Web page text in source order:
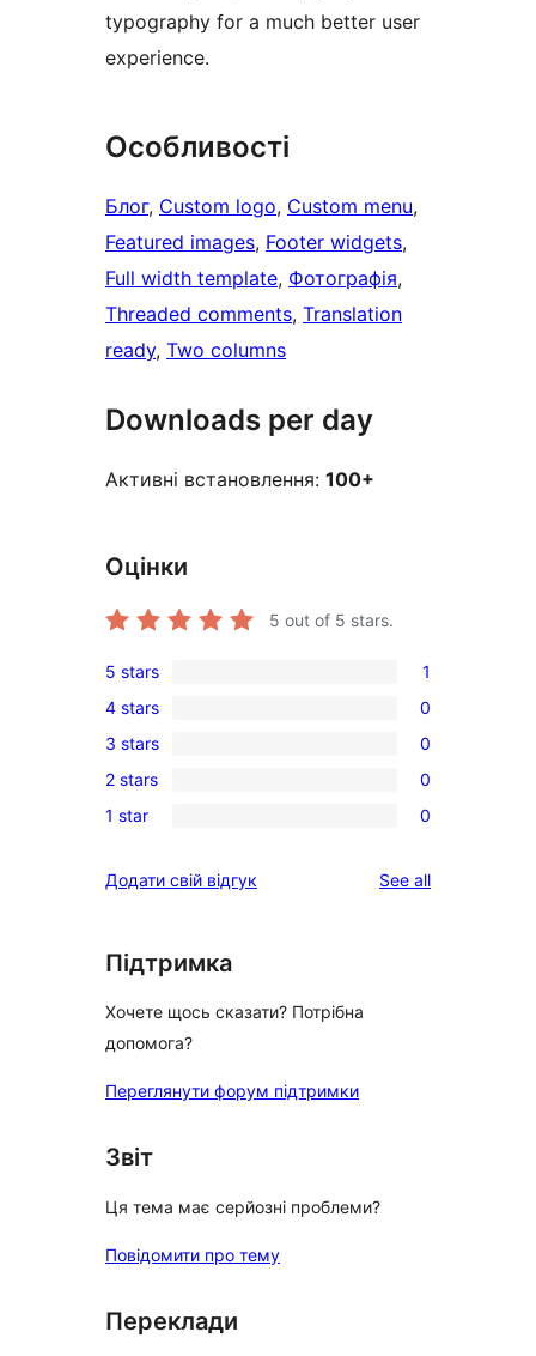
typography for a much better user
experience.
Особливості
Блог, Custom logo, Custom menu
Featured images, Footer widgets
Full width template, Фотографія
Threaded comments, Translation
ready, Two columns
Downloads per day
Активні встановлення: 100+
Оцінки
5 out of 5 stars.
1
5-
star
review
5 stars 1
0
4-
star
reviews
4 stars 0
0
3-
star
3 stars 0
0
2-
reviews
2 stars 0
0
star
1 star 0
Додати свій відгук See allreviews
Підтримка
Хочете щось сказати? Потрібна
допомога?
Переглянути форум підтримки
Звіт
Ця тема має серйозні проблеми?
Повідомити про тему
Переклади